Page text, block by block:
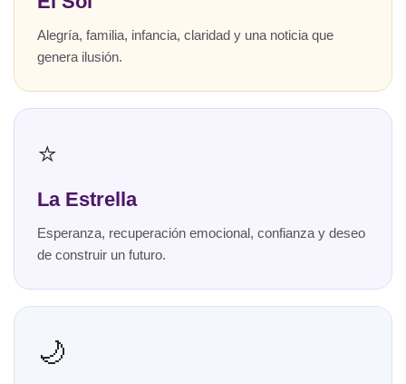
Alegría, familia, infancia, claridad y una noticia que
genera ilusión.
⭐
La Estrella
Esperanza, recuperación emocional, confianza y deseo
de construir un futuro.
🌙